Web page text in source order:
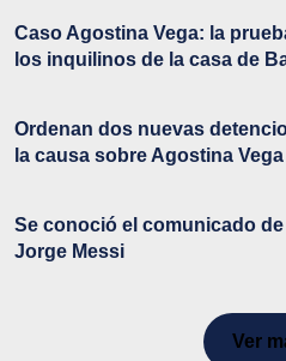
Caso Agostina Vega: la
los inquilinos de la casa de
Ordenan dos nuevas
la causa sobre Agostina Vega
Se conoció el comunicado
Jorge Messi
Ver